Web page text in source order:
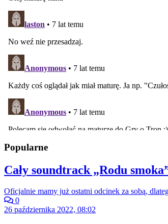
Popularne
Cały soundtrack „Rodu
Oficjalnie mamy już ostatni odcinek za sobą,
0
26 października 2022, 08:02